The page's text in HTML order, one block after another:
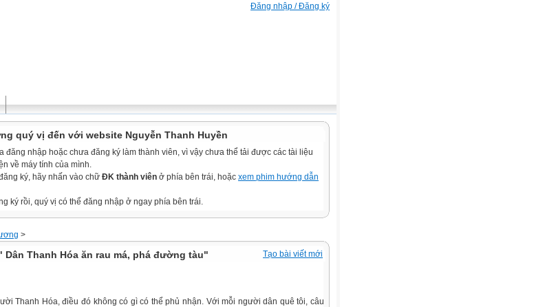
Đăng nhập / Đăng ký
quý vị đến với website Nguyễn Thanh Huyền
đăng nhập hoặc chưa đăng ký làm thành viên, vì vậy chưa thể tải được các tài liệu
về máy tính của mình.
ký, hãy nhấn vào chữ ĐK thành viên ở phía bên trái, hoặc xem phim hướng dẫn
ký rồi, quý vị có thể đăng nhập ở ngay phía bên trái.
>
Tạo bài viết mới
Dân Thanh Hóa ăn rau má, phá đường tàu"
Thanh Hóa, điều đó không có gì có thể phủ nhận. Với mỗi người dân quê tôi, câu